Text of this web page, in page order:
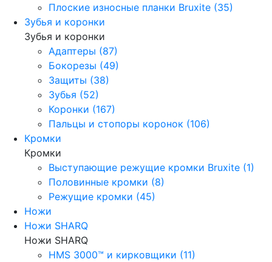
Плоские износные планки Bruxite (35)
Зубья и коронки
Зубья и коронки
Адаптеры (87)
Бокорезы (49)
Защиты (38)
Зубья (52)
Коронки (167)
Пальцы и стопоры коронок (106)
Кромки
Кромки
Выступающие режущие кромки Bruxite (1)
Половинные кромки (8)
Режущие кромки (45)
Ножи
Ножи SHARQ
Ножи SHARQ
HMS 3000™ и кирковщики (11)